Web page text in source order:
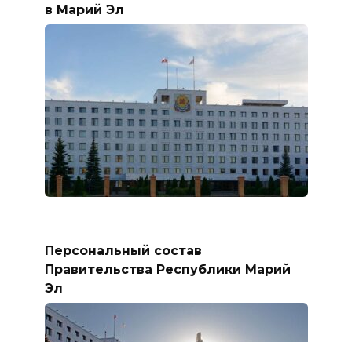
в Марий Эл
Персональный состав
Правительства Республики Марий
Эл